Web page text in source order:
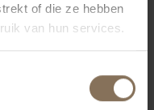
of die ze hebben
van hun services.